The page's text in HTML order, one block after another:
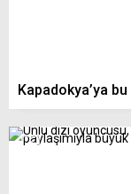
Kapadokya’ya bu